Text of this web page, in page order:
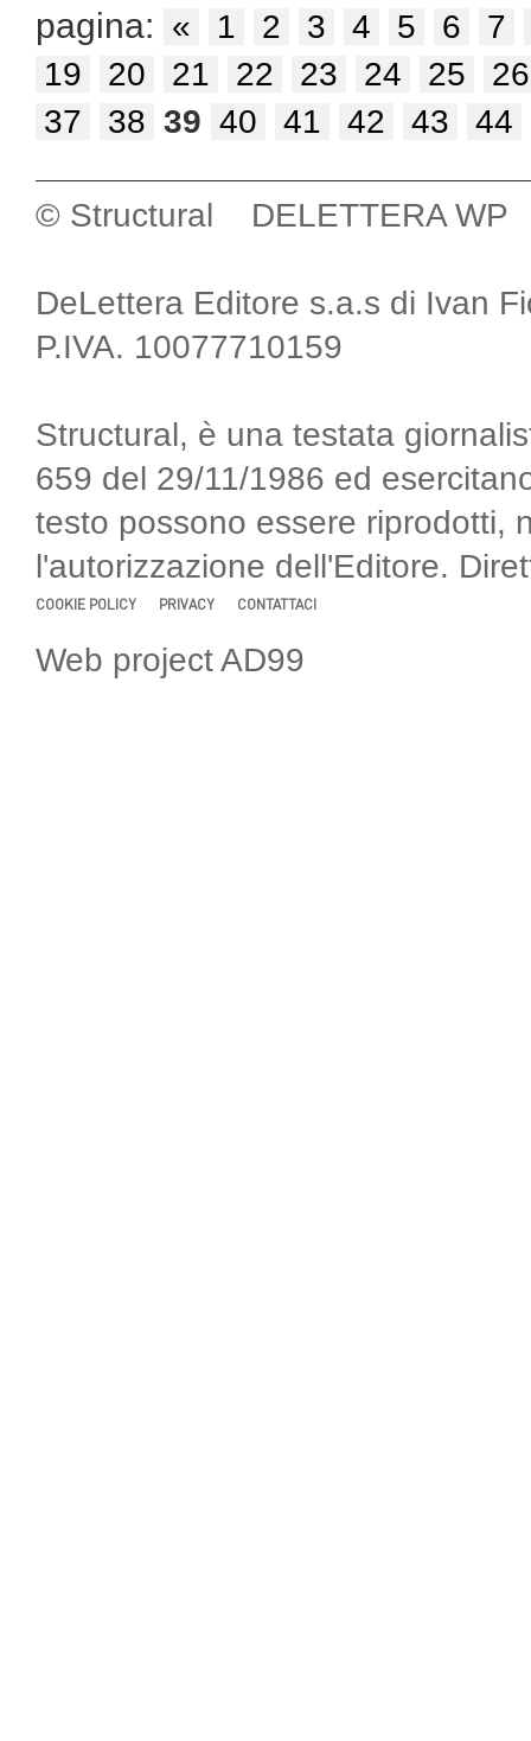
pagina: « 1 2 3 4 5 6
7
19
20 21 22 23 24 25
26
37
38 39 40 41 42 43 44
© Structural DELETTERA WP
DeLettera Editore s.a.s di Ivan
P.IVA. 10077710159
Structural, è una testata
659 del 29/11/1986 ed
testo possono essere riprodotti,
l'autorizzazione dell'Editore.
COOKIE POLICY PRIVACY CONTATTACI
Web project AD99